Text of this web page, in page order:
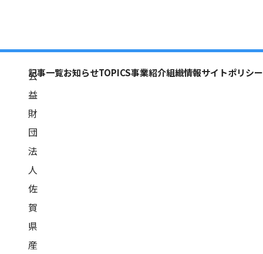
公
益
財
団
法
人
佐
賀
県
産
記事一覧お知らせTOPICS事業紹介組織情報サイトポリシー